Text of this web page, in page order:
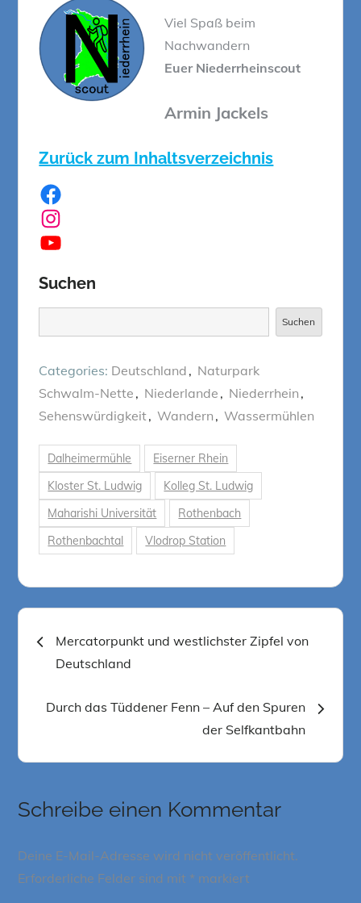
Viel Spaß beim
Nachwandern
Euer Niederrheinscout
Armin Jackels
Zurück zum Inhaltsverzeichnis
Facebook
Instagram
YouTube
Suchen
Suchen
Categories: Deutschland
Naturpark
Schwalm-Nette
Niederlande
Niederrhein
Sehenswürdigkeit
Wandern Wassermühlen
Dalheimermühle
Eiserner Rhein
Kloster St. Ludwig
Kolleg St. Ludwig
Maharishi Universität
Rothenbach
Rothenbachtal
Vlodrop Station
Beitragsnavigation
Mercatorpunkt und westlichster Zipfel von
Deutschland
Durch das Tüddener Fenn – Auf den Spuren
der Selfkantbahn
Schreibe einen Kommentar
Deine E-Mail-Adresse wird nicht veröffentlicht.
Erforderliche Felder sind mit * markiert